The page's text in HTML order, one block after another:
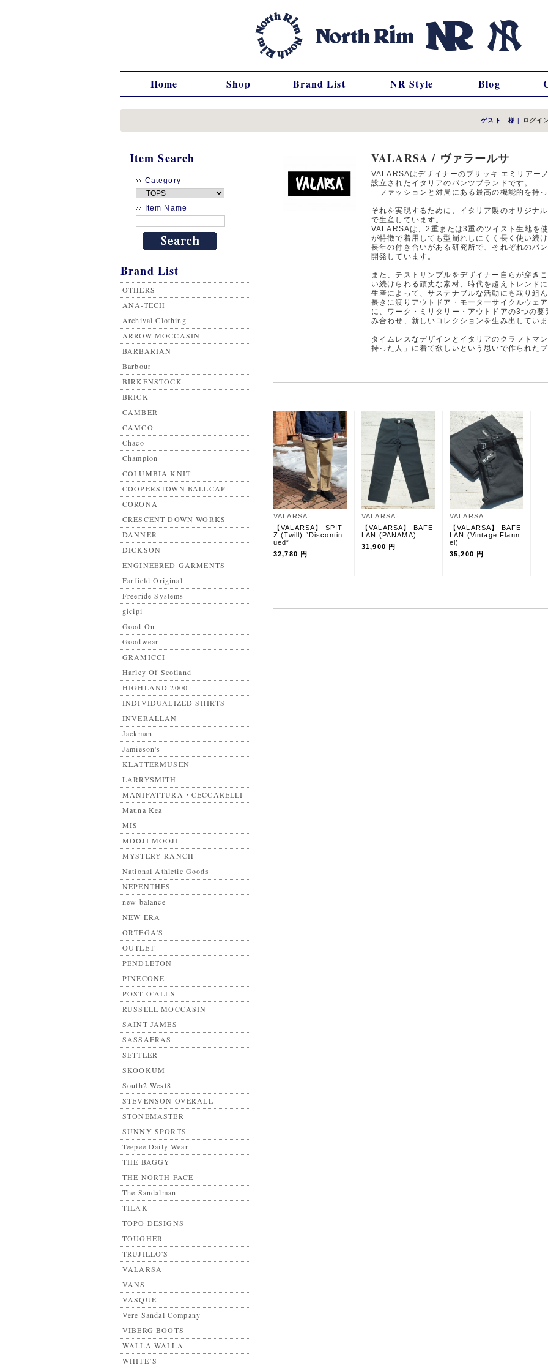
Home Shop Brand List NR Style Blog
ゲスト 様 | ログイ
Item Search
Category
Item Name
Brand List
OTHERS
ANA-TECH
Archival Clothing
ARROW MOCCASIN
BARBARIAN
Barbour
BIRKENSTOCK
BRICK
CAMBER
CAMCO
Chaco
Champion
COLUMBIA KNIT
COOPERSTOWN BALLCAP
CORONA
CRESCENT DOWN WORKS
DANNER
DICKSON
ENGINEERED GARMENTS
Farfield Original
Freeride Systems
gicipi
Good On
Goodwear
GRAMICCI
Harley Of Scotland
HIGHLAND 2000
INDIVIDUALIZED SHIRTS
INVERALLAN
Jackman
Jamieson's
KLATTERMUSEN
LARRYSMITH
MANIFATTURA・CECCARELLI
Mauna Kea
MIS
MOOJI MOOJI
MYSTERY RANCH
National Athletic Goods
NEPENTHES
new balance
NEW ERA
ORTEGA'S
OUTLET
PENDLETON
PINECONE
POST O’ALLS
RUSSELL MOCCASIN
SAINT JAMES
SASSAFRAS
SETTLER
SKOOKUM
South2 West8
STEVENSON OVERALL
STONEMASTER
SUNNY SPORTS
Teepee Daily Wear
THE BAGGY
THE NORTH FACE
The Sandalman
TILAK
TOPO DESIGNS
TOUGHER
TRUJILLO'S
VALARSA
VANS
VASQUE
Vere Sandal Company
VIBERG BOOTS
WALLA WALLA
WHITE’S
VALARSA / ヴァラールサ
VALARSAはデザイナーのブサッキ エミリア
設立されたイタリアのパンツブランドです。
「ファッションと対局にある最高の機能的を持
それを実現するために、イタリア製のオリジナ
で生産しています。
VALARSAは、2重または3重のツイスト生地を
が特徴で着用しても型崩れしにくく長く使い続け
長年の付き合いがある研究所で、それぞれのパ
開発しています。
また、テストサンプルをデザイナー自らが穿き
い続けられる頑丈な素材、時代を超えトレンド
生産によって、サステナブルな活動にも取り組ん
長きに渡りアウトドア・モーターサイクルウェ
に、ワーク・ミリタリー・アウトドアの3つの
み合わせ、新しいコレクションを生み出していま
タイムレスなデザインとイタリアのクラフトマ
持った人」に着て欲しいという思いで作られたブ
VALARSA
【VALARSA】 SPIT
Z (Twill) “Discontin
ued”
32,780 円
VALARSA
【VALARSA】 BAFE
LAN (PANAMA)
31,900 円
VALARSA
【VALARSA】 BAFE
LAN (Vintage Flann
el)
35,200 円